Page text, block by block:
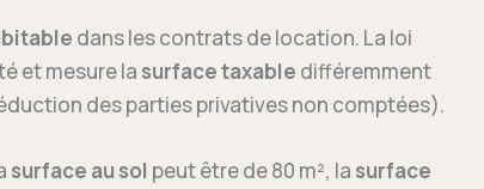
dans les contrats de location. La loi
et mesure la surface taxable différemment
des parties privatives non comptées).
surface au sol peut être de 80 m², la surface